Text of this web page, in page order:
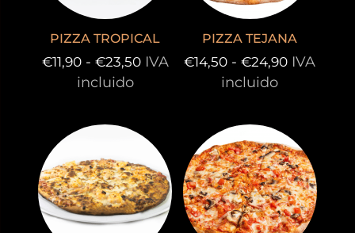
PIZZA TROPICAL
€11,90 - €23,50Rango
€11,90
hasta
€23,50
IVA
incluido
PIZZA TEJANA
€14,50 - €24,90Rango
€14,50
hasta
€24,90
IVA
incluido